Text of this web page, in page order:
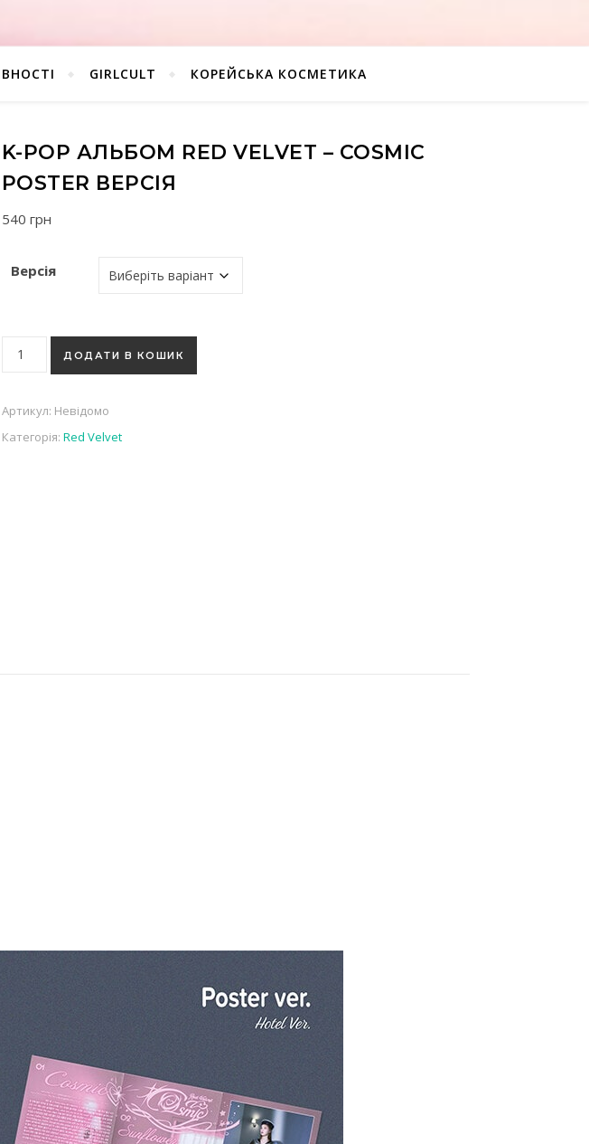
GIRLCULT КОРЕЙСЬКА КОСМЕТИКА
K-POP АЛЬБОМ RED VELVET – COSMIC
POSTER ВЕРСІЯ
540 грн
Версія
K-pop альбом Red Velvet - Cosmic Poster версія кількість
ДОДАТИ В КОШИК
Артикул: Невідомо
Категорія: Red Velvet